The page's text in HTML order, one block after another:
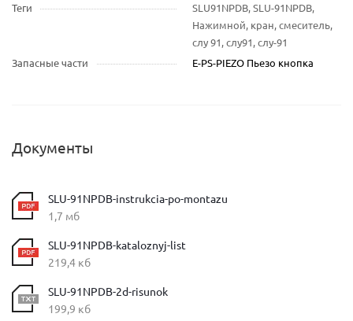
Теги
SLU91NPDB, SLU-91NPDB,
Нажимной, кран, смеситель,
слу 91, слу91, слу-91
Запасные части
E-PS-PIEZO Пьезо кнопка
Документы
SLU-91NPDB-instrukcia-po-montazu
1,7 мб
SLU-91NPDB-kataloznyj-list
219,4 кб
SLU-91NPDB-2d-risunok
199,9 кб